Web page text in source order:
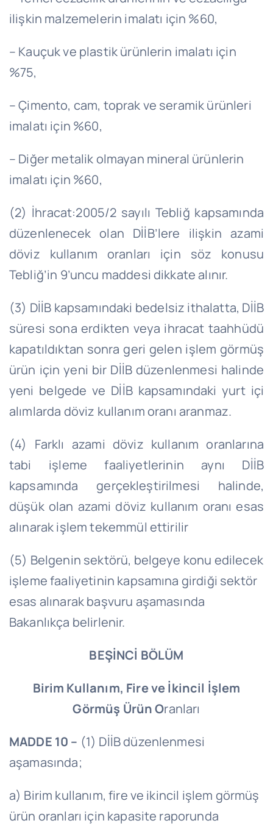
ilişkin malzemelerin imalatı için %60,
– Kauçuk ve plastik ürünlerin imalatı için
%75,
– Çimento, cam, toprak ve seramik ürünleri
imalatı için %60,
– Diğer metalik olmayan mineral ürünlerin
imalatı için %60,
(2) İhracat:2005/2 sayılı Tebliğ kapsamında
düzenlenecek olan DİİB’lere ilişkin azami
döviz kullanım oranları için söz konusu
Tebliğ’in 9’uncu maddesi dikkate alınır.
(3) DİİB kapsamındaki bedelsiz ithalatta, DİİB
süresi sona erdikten veya ihracat taahhüdü
kapatıldıktan sonra geri gelen işlem görmüş
ürün için yeni bir DİİB düzenlenmesi halinde
yeni belgede ve DİİB kapsamındaki yurt içi
alımlarda döviz kullanım oranı aranmaz.
(4) Farklı azami döviz kullanım oranlarına
tabi işleme faaliyetlerinin aynı DİİB
kapsamında gerçekleştirilmesi halinde,
düşük olan azami döviz kullanım oranı esas
alınarak işlem tekemmül ettirilir
(5) Belgenin sektörü, belgeye konu edilecek
işleme faaliyetinin kapsamına girdiği sektör
esas alınarak başvuru aşamasında
Bakanlıkça belirlenir.
BEŞİNCİ BÖLÜM
Birim Kullanım, Fire ve İkincil İşlem
Görmüş Ürün Oranları
MADDE 10 – (1) DİİB düzenlenmesi
aşamasında;
a) Birim kullanım, fire ve ikincil işlem görmüş
ürün oranları için kapasite raporunda